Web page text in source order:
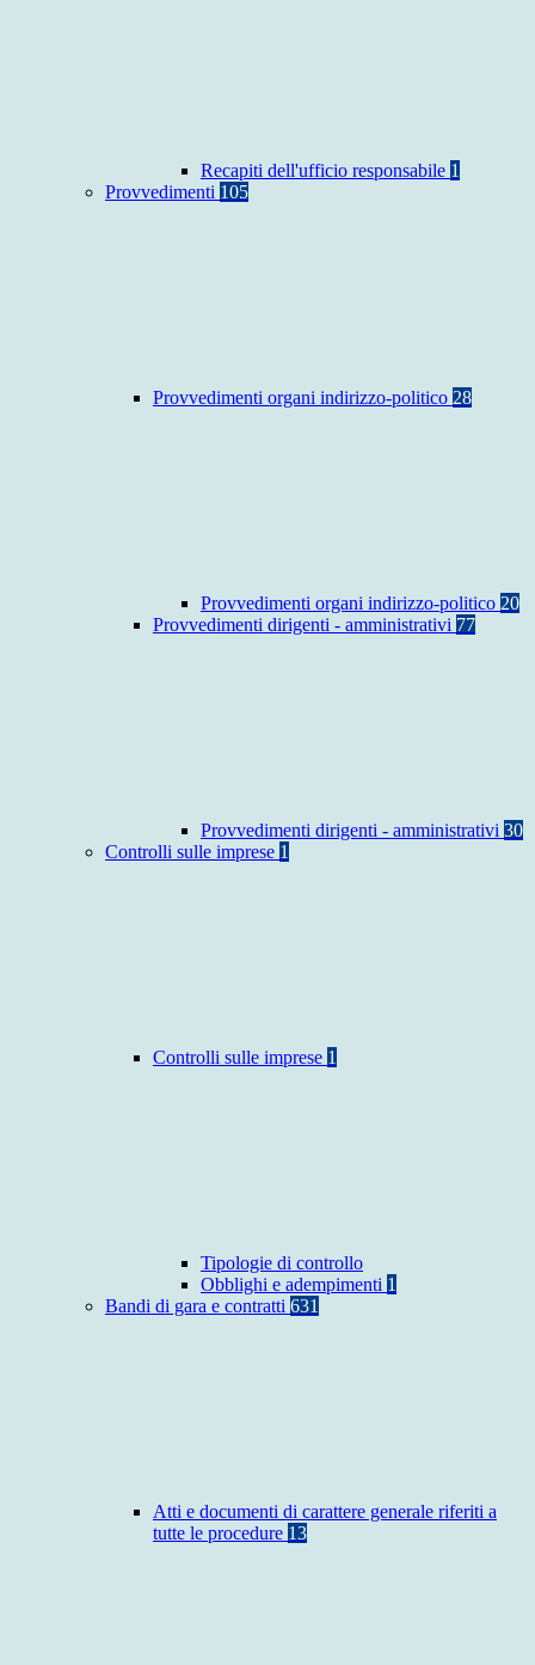
Recapiti dell'ufficio responsabile 1
Provvedimenti 105
Provvedimenti organi indirizzo-politico 28
Provvedimenti organi indirizzo-politico 20
Provvedimenti dirigenti - amministrativi 77
Provvedimenti dirigenti - amministrativi 30
Controlli sulle imprese 1
Controlli sulle imprese 1
Tipologie di controllo
Obblighi e adempimenti 1
Bandi di gara e contratti 631
Atti e documenti di carattere generale riferiti a
tutte le procedure 13